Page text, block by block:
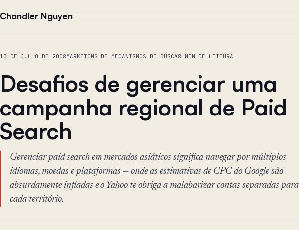
Chandler Nguyen
13 DE JULHO DE 2008MARKETING DE MECANISMOS DE BUSCA8 MIN DE LEITURA
Desafios de gerenciar uma
campanha regional de Paid
Search
Gerenciar paid search em mercados asiáticos significa navegar por múltiplos
idiomas, moedas e plataformas — onde as estimativas de CPC do Google são
absurdamente infladas e o Yahoo te obriga a malabarizar contas separadas para
cada território.